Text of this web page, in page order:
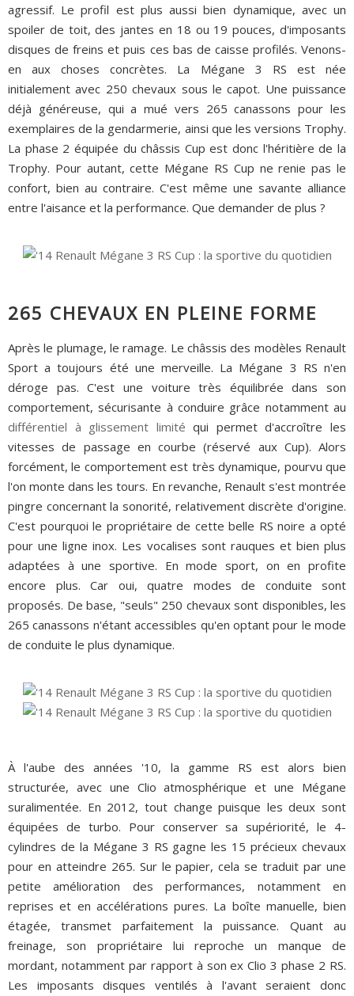
agressif. Le profil est plus aussi bien dynamique, avec un
spoiler de toit, des jantes en 18 ou 19 pouces, d'imposants
disques de freins et puis ces bas de caisse profilés. Venons-
en aux choses concrètes. La Mégane 3 RS est née
initialement avec 250 chevaux sous le capot. Une puissance
déjà généreuse, qui a mué vers 265 canassons pour les
exemplaires de la gendarmerie, ainsi que les versions Trophy.
La phase 2 équipée du châssis Cup est donc l'héritière de la
Trophy. Pour autant, cette Mégane RS Cup ne renie pas le
confort, bien au contraire. C'est même une savante alliance
entre l'aisance et la performance. Que demander de plus ?
265 CHEVAUX EN PLEINE FORME
Après le plumage, le ramage. Le châssis des modèles Renault
Sport a toujours été une merveille. La Mégane 3 RS n'en
déroge pas. C'est une voiture très équilibrée dans son
comportement, sécurisante à conduire grâce notamment au
différentiel à glissement limité qui permet d'accroître les
vitesses de passage en courbe (réservé aux Cup). Alors
forcément, le comportement est très dynamique, pourvu que
l'on monte dans les tours. En revanche, Renault s'est montrée
pingre concernant la sonorité, relativement discrète d'origine.
C'est pourquoi le propriétaire de cette belle RS noire a opté
pour une ligne inox. Les vocalises sont rauques et bien plus
adaptées à une sportive. En mode sport, on en profite
encore plus. Car oui, quatre modes de conduite sont
proposés. De base, "seuls" 250 chevaux sont disponibles, les
265 canassons n'étant accessibles qu'en optant pour le mode
de conduite le plus dynamique.
À l'aube des années '10, la gamme RS est alors bien
structurée, avec une Clio atmosphérique et une Mégane
suralimentée. En 2012, tout change puisque les deux sont
équipées de turbo. Pour conserver sa supériorité, le 4-
cylindres de la Mégane 3 RS gagne les 15 précieux chevaux
pour en atteindre 265. Sur le papier, cela se traduit par une
petite amélioration des performances, notamment en
reprises et en accélérations pures. La boîte manuelle, bien
étagée, transmet parfaitement la puissance. Quant au
freinage, son propriétaire lui reproche un manque de
mordant, notamment par rapport à son ex Clio 3 phase 2 RS.
Les imposants disques ventilés à l'avant seraient donc